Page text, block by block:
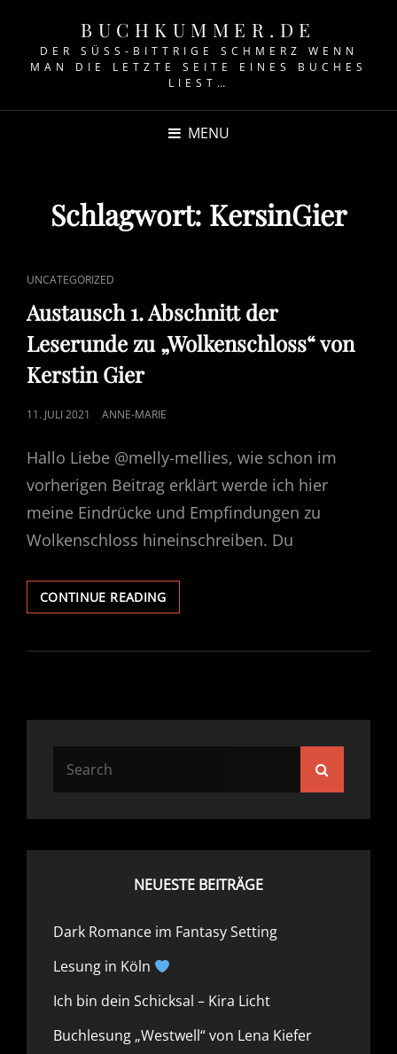
BUCHKUMMER.DE
DER SÜSS-BITTRIGE SCHMERZ WENN M
AN DIE LETZTE SEITE EINES BUCHES L
IEST…
MENU
Schlagwort: KersinGier
CAT
LINKS
UNCATEGORIZED
Austausch 1. Abschnitt der
Leserunde zu „Wolkenschloss“ von
Kerstin Gier
POSTED
11. JULI 2021 ANNE-MARIE
Hallo Liebe @melly-mellies, wie schon im
vorherigen Beitrag erklärt werde ich hier
meine Eindrücke und Empfindungen zu
Wolkenschloss hineinschreiben. Du
CONTINUE READINGAUSTAUSCH
1.
DER
NEUESTE BEITRÄGE
Dark Romance im Fantasy Setting
Lesung in Köln
Ich bin dein Schicksal – Kira Licht
Buchlesung „Westwell“ von Lena Kiefer